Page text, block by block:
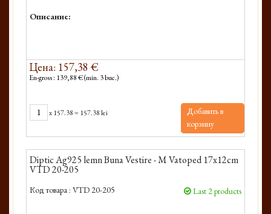
Описание:
Цена: 157,38 €
En-gross : 139,88 € (min. 3 buc.)
x157.38= 157.38 lei
Добавить в
корзину
Diptic Ag925 lemn Buna Vestire - M Vatoped 17x12cm
VTD 20-205
Код товара : VTD 20-205 Last 2 products